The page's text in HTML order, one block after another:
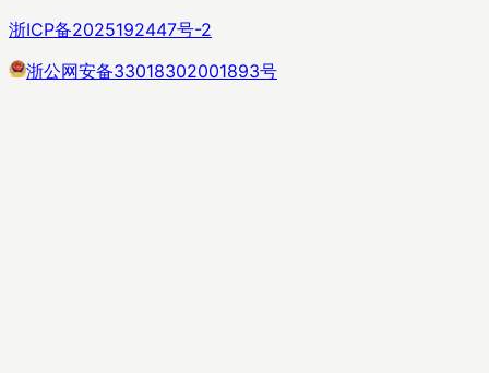
浙ICP备2025192447号-2
浙公网安备33018302001893号